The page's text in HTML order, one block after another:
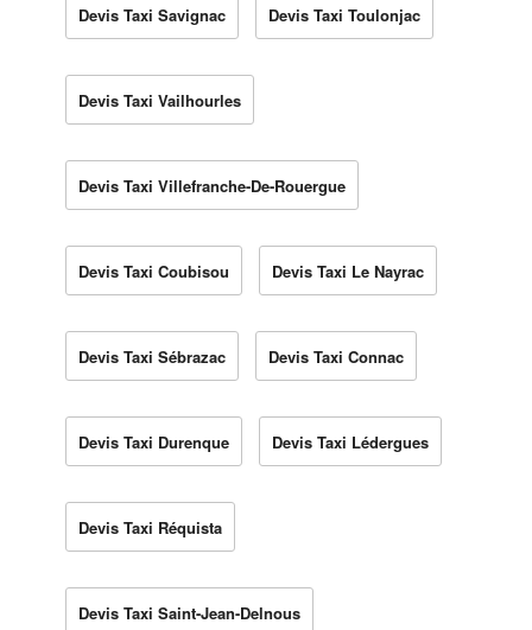
Devis Taxi Savignac Devis Taxi Toulonjac
Devis Taxi Vailhourles
Devis Taxi Villefranche-De-Rouergue
Devis Taxi Coubisou Devis Taxi Le Nayrac
Devis Taxi Sébrazac Devis Taxi Connac
Devis Taxi Durenque Devis Taxi Lédergues
Devis Taxi Réquista
Devis Taxi Saint-Jean-Delnous